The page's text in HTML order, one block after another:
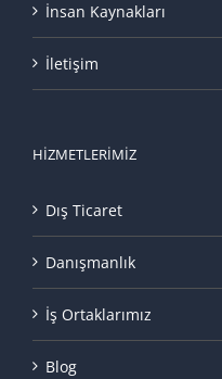
İnsan Kaynakları
İletişim
HIZMETLERIMIZ
Dış Ticaret
Danışmanlık
İş Ortaklarımız
Blog